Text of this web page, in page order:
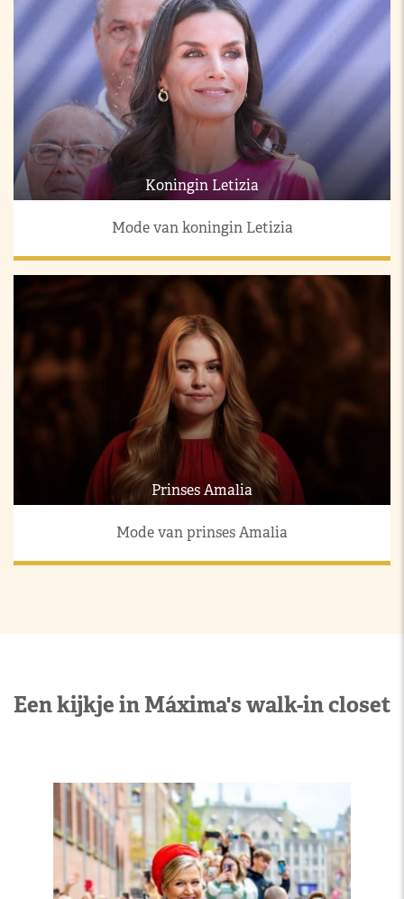
Koningin Letizia
Mode van koningin Letizia
Prinses Amalia
Mode van prinses Amalia
Een kijkje in Máxima's walk-in closet